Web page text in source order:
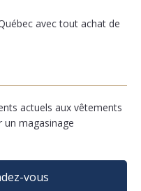
avec tout achat de
actuels aux vêtements
magasinage
vous